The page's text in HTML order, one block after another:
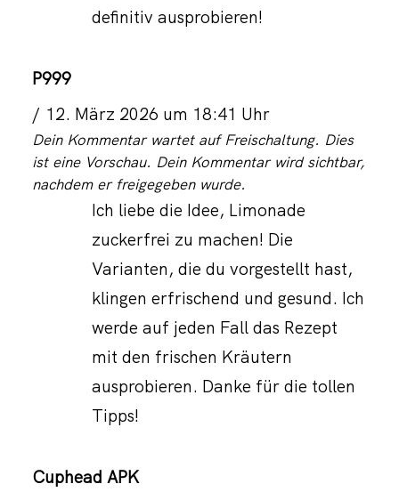
definitiv ausprobieren!
P999
12. März 2026 um 18:41 Uhr
Dein Kommentar wartet auf Freischaltung. Dies
ist eine Vorschau. Dein Kommentar wird sichtbar,
nachdem er freigegeben wurde.
Ich liebe die Idee, Limonade
zuckerfrei zu machen! Die
Varianten, die du vorgestellt hast,
klingen erfrischend und gesund. Ich
werde auf jeden Fall das Rezept
mit den frischen Kräutern
ausprobieren. Danke für die tollen
Tipps!
Cuphead APK